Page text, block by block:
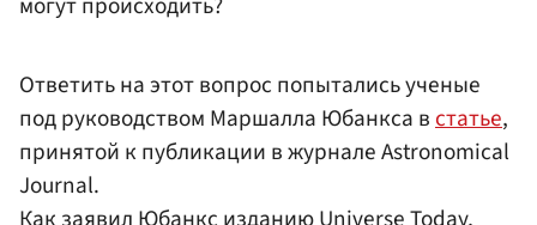
Ответить на этот вопрос попытались ученые
под руководством Маршалла Юбанкса встатье,
принятой к публикации в журнале Astronomical
Journal.